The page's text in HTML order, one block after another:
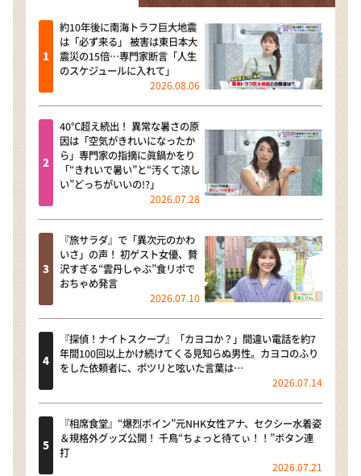
約10年後に南海トラフ巨大地震
は「必ず来る」 被害は東日本大
震災の15倍…専門家断言「人生
のスケジュールに入れて」
2026.08.06
40℃超え続出！ 異常な暑さの原
因は「空気がきれいになったか
ら」専門家の指摘に眞鍋かをり
「“きれいで暑い”と“汚くて涼し
い”どっちがいいの!?」
2026.07.28
『旅サラダ』で「異次元のかわ
いさ」の声！ 初ゲスト女優、贅
沢すぎる“雲丹しゃぶ”食リポで
おちゃめ発言
2026.07.10
『探偵！ナイトスクープ』「カヨコか？」間違い電話を約7
年間100回以上かけ続けてくる見知らぬ男性。カヨコのふり
をした依頼者に、ポツリと呟いた言葉は…
2026.07.14
『相席食堂』“爆烈ボイン”元NHK女性アナ、セクシー水着姿
＆規格外グッズ公開！ 千鳥“ちょっと待てぃ！！”ボタン連
打
2026.07.21